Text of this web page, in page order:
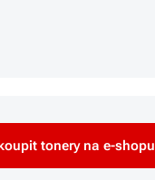
tonery na e-shopu